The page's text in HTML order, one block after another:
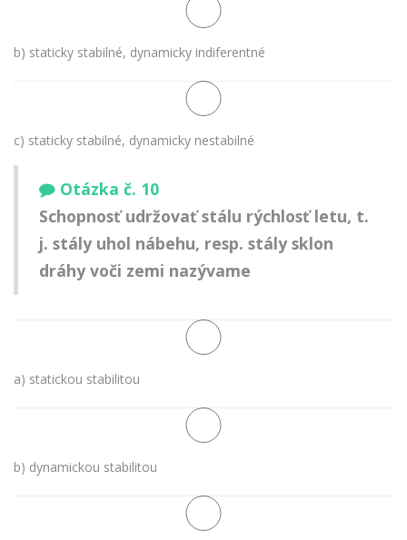
b) staticky stabilné, dynamicky indiferentné
c) staticky stabilné, dynamicky nestabilné
Otázka č. 10
Schopnosť udržovať stálu rýchlosť letu, t.
j. stály uhol nábehu, resp. stály sklon
dráhy voči zemi nazývame
a) statickou stabilitou
b) dynamickou stabilitou